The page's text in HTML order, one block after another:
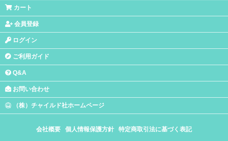
カート
会員登録
ログイン
ご利用ガイド
Q&A
お問い合わせ
（株）チャイルド社ホームページ
会社概要 個人情報保護方針 特定商取引法に基づく表記